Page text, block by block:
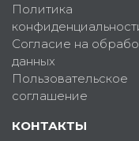
Политика
Согласие на
данных
Пользовательское
соглашение
КОНТАКТЫ